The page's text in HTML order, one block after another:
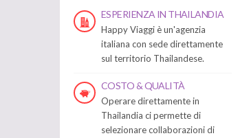
ESPERIENZA IN THAILANDIA
Happy Viaggi è un'agenzia
italiana con sede direttamente
sul territorio Thailandese.
COSTO & QUALITÀ
Operare direttamente in
Thailandia ci permette di
selezionare collaborazioni di